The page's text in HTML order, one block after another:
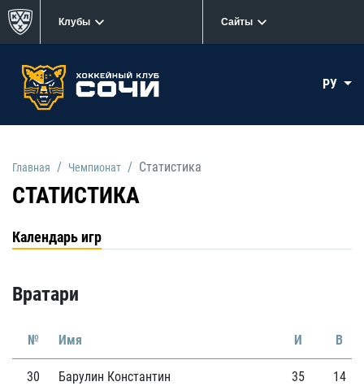
Клубы Сайты
РУ
Главная Чемпионат Статистика
СТАТИСТИКА
Календарь игр
Вратари
№ Имя И В
30 Барулин Константин 35 14